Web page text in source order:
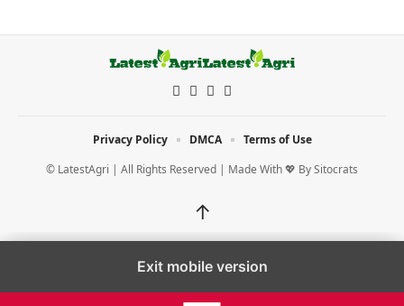
© LatestAgri | All Rights Reserved | Made With 💖 BySitocrats
Privacy Policy DMCA Terms of Use
↑
Exit mobile version